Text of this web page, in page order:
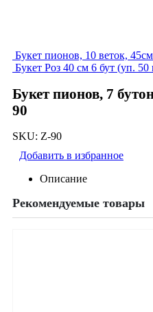
Букет пионов, 10 веток,
Букет Роз 40 см 6 бут (уп.
Букет пионов, 7
90
SKU: Z-90
Добавить в избранное
Описание
Рекомендуемые товары